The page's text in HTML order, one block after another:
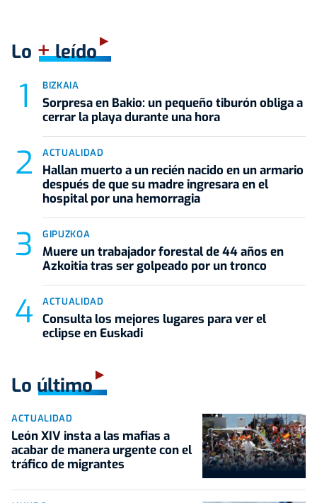
Lo +leído
BIZKAIA
Sorpresa en Bakio: un pequeño tiburón obliga a
cerrar la playa durante una hora
ACTUALIDAD
Hallan muerto a un recién nacido en un armario
después de que su madre ingresara en el
hospital por una hemorragia
GIPUZKOA
Muere un trabajador forestal de 44 años en
Azkoitia tras ser golpeado por un tronco
ACTUALIDAD
Consulta los mejores lugares para ver el
eclipse en Euskadi
Lo último
ACTUALIDAD
León XIV insta a las mafias a
acabar de manera urgente con el
tráfico de migrantes